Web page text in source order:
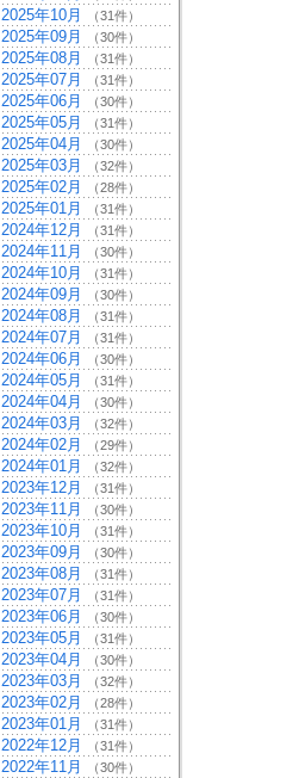
2025年10月 （31件）
2025年09月 （30件）
2025年08月 （31件）
2025年07月 （31件）
2025年06月 （30件）
2025年05月 （31件）
2025年04月 （30件）
2025年03月 （32件）
2025年02月 （28件）
2025年01月 （31件）
2024年12月 （31件）
2024年11月 （30件）
2024年10月 （31件）
2024年09月 （30件）
2024年08月 （31件）
2024年07月 （31件）
2024年06月 （30件）
2024年05月 （31件）
2024年04月 （30件）
2024年03月 （32件）
2024年02月 （29件）
2024年01月 （32件）
2023年12月 （31件）
2023年11月 （30件）
2023年10月 （31件）
2023年09月 （30件）
2023年08月 （31件）
2023年07月 （31件）
2023年06月 （30件）
2023年05月 （31件）
2023年04月 （30件）
2023年03月 （32件）
2023年02月 （28件）
2023年01月 （31件）
2022年12月 （31件）
2022年11月 （30件）